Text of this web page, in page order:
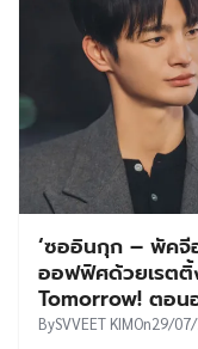
‘ซออินกุก – พัคจี
ออฟฟิศด้วยเรตติ้
Tomorrow! ตอน
BySVVEET KIMOn29/